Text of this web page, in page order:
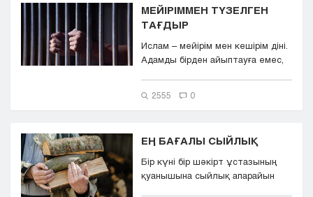
МЕЙІРІММЕН ТҮЗЕЛГЕН
ТАҒДЫР
Ислам – мейірім мен кешірім діні.
Адамды бірден айыптауға емес,
2555 0
ЕҢ БАҒАЛЫ СЫЙЛЫҚ
Бір күні бір шәкірт ұстазының
қуанышына сыйлық апарайын